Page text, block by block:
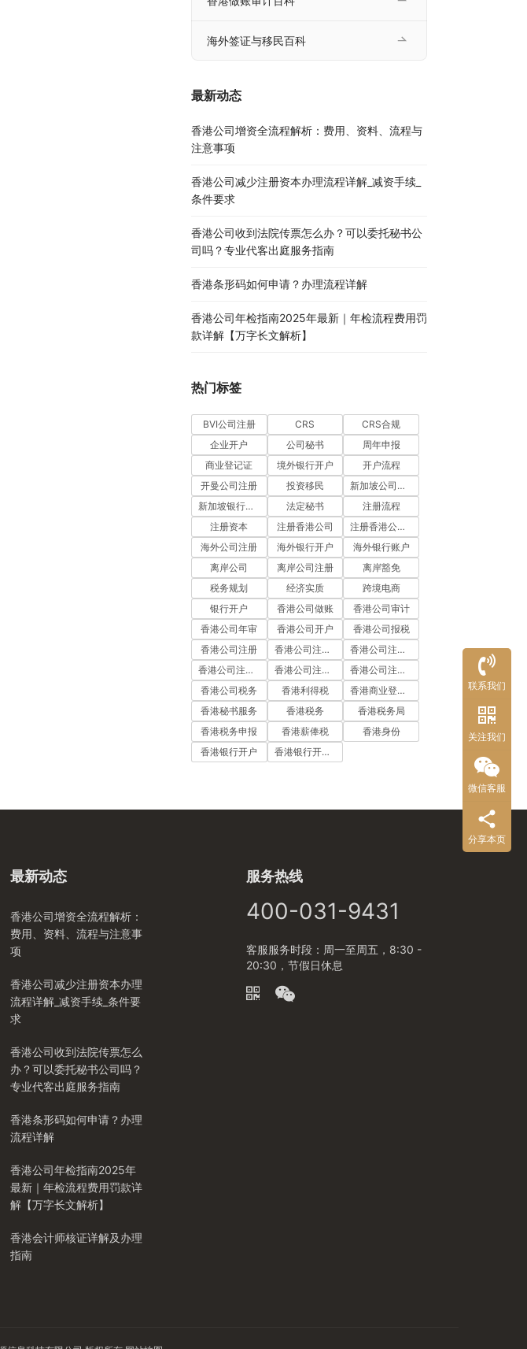
海外签证与移民百科
最新动态
香港公司增资全流程解析：费用、资料、流程与
注意事项
香港公司减少注册资本办理流程详解_减资手续_
条件要求
香港公司收到法院传票怎么办？可以委托秘书公
司吗？专业代客出庭服务指南
香港条形码如何申请？办理流程详解
香港公司年检指南2025年最新｜年检流程费用罚
款详解【万字长文解析】
热门标签
BVI公司注册 CRS
CRS合规
企业开户
公司秘书
周年申报
商业登记证
境外银行开户
开户流程
开曼公司注册
投资移民
新加坡公司注册
新加坡银行开户
法定秘书
注册流程
注册资本
注册香港公司
注册香港公司流程
海外公司注册
海外银行开户
海外银行账户
离岸公司
离岸公司注册
离岸豁免
税务规划
经济实质
跨境电商
银行开户
香港公司做账
香港公司审计
香港公司年审
香港公司开户
香港公司报税
香港公司注册
香港公司注册代办
香港公司注册处
香港公司注册流程
香港公司注册费用
香港公司注册资料
香港公司税务
香港利得税
香港商业登记证
香港秘书服务
香港税务
香港税务局
香港税务申报
香港薪俸税
香港身份
香港银行开户
香港银行开户流程
最新动态
香港公司增资全流程解析：
费用、资料、流程与注意事
项
香港公司减少注册资本办理
流程详解_减资手续_条件要
求
香港公司收到法院传票怎么
办？可以委托秘书公司吗？
专业代客出庭服务指南
香港条形码如何申请？办理
流程详解
香港公司年检指南2025年
最新｜年检流程费用罚款详
解【万字长文解析】
香港会计师核证详解及办理
指南
服务热线
400-031-9431
客服服务时段：周一至周五，8:30 -
20:30，节假日休息
联系我们
关注我们
微信客服
分享本页